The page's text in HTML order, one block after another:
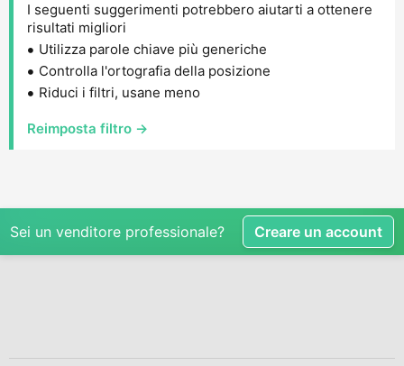
I seguenti suggerimenti potrebbero aiutarti a ottenere
risultati migliori
Utilizza parole chiave più generiche
Controlla l'ortografia della posizione
Riduci i filtri, usane meno
Reimposta filtro →
Sei un venditore professionale? Creare un account